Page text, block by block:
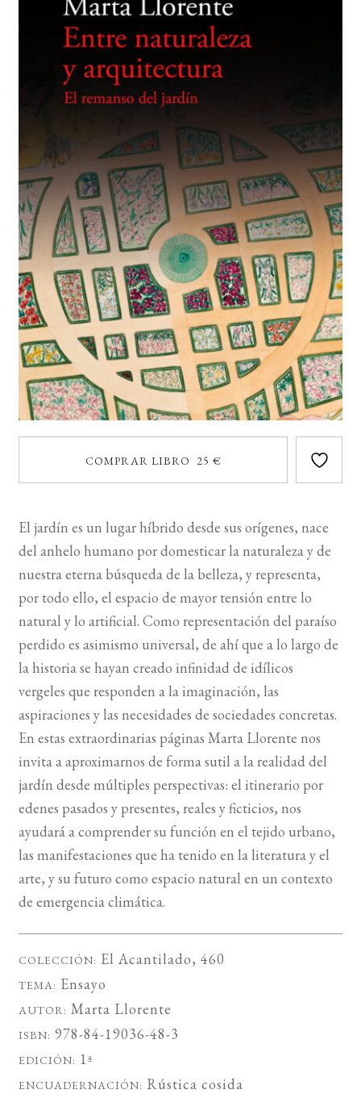
BUSCAR
LISTA DE LIBROS
COMPRAR LIBRO 25 €
El jardín es un lugar híbrido desde sus orígenes, nace
del anhelo humano por domesticar la naturaleza y de
nuestra eterna búsqueda de la belleza, y representa,
por todo ello, el espacio de mayor tensión entre lo
natural y lo artificial. Como representación del paraíso
perdido es asimismo universal, de ahí que a lo largo de
la historia se hayan creado infinidad de idílicos
vergeles que responden a la imaginación, las
aspiraciones y las necesidades de sociedades concretas.
En estas extraordinarias páginas Marta Llorente nos
invita a aproximarnos de forma sutil a la realidad del
jardín desde múltiples perspectivas: el itinerario por
edenes pasados y presentes, reales y ficticios, nos
ayudará a comprender su función en el tejido urbano,
las manifestaciones que ha tenido en la literatura y el
arte, y su futuro como espacio natural en un contexto
de emergencia climática.
COLECCIÓN: El Acantilado, 460
TEMA: Ensayo
AUTOR: Marta Llorente
ISBN: 978-84-19036-48-3
EDICIÓN: 1ª
ENCUADERNACIÓN: Rústica cosida